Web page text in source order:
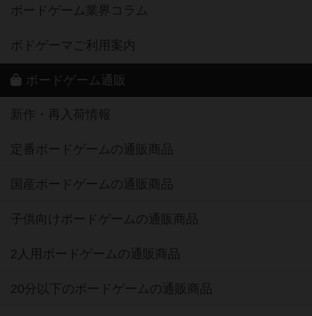
ボードゲーム業界コラム
ボドゲーマご利用案内
ボードゲーム通販
新作・再入荷情報
定番ボードゲームの通販商品
国産ボードゲームの通販商品
子供向けボードゲームの通販商品
2人用ボードゲームの通販商品
20分以下のボードゲームの通販商品